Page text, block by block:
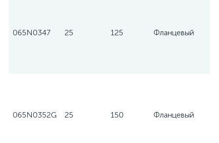
065N0347 25 125 Фланцевый
065N0352G 25 150 Фланцевый